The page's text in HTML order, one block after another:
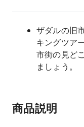
ザダルの旧
キングツア
市街の見ど
ましょう。
商品説明